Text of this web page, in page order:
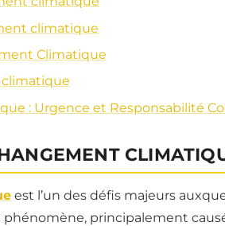
climatique
Climatique
climatique
: Urgence et Responsabilité
est l’un des défis majeurs
phénomène, principalement